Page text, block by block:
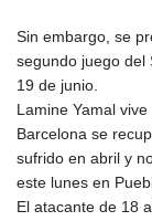
Sin embargo, se
segundo juego del
19 de junio.
Lamine Yamal
Barcelona se
sufrido en abril y
este lunes en
El atacante de 18